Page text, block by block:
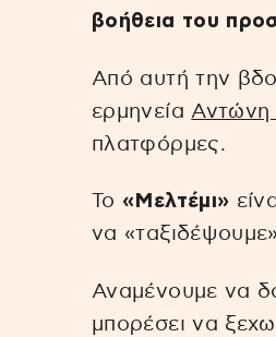
βοήθεια του
Από αυτή την
ερμηνεία Αντώνη
πλατφόρμες.
Το «Μελτέμι»
να
Αναμένουμε να
μπορέσει να